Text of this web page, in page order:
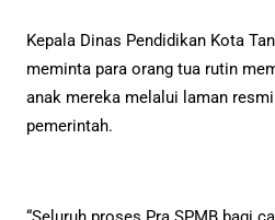
Kepala Dinas Pendidikan Kota
meminta para orang tua rutin
anak mereka melalui laman
pemerintah.